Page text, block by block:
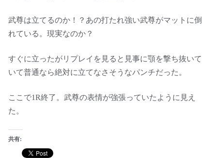
武尊は立てるのか！？あの打たれ強い武尊がマットに倒
れている。現実なのか？
すぐに立ったがリプレイを見ると見事に顎を撃ち抜いて
いて普通なら絶対に立てなさそうなパンチだった。
ここで1R終了。武尊の表情が強張っていたように見え
た。
共有: